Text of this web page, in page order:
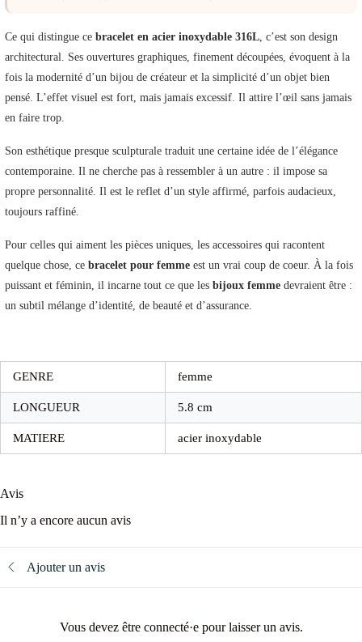
Ce qui distingue ce bracelet en acier inoxydable 316L, c’est son design
architectural. Ses ouvertures graphiques, finement découpées, évoquent à la
fois la modernité d’un bijou de créateur et la simplicité d’un objet bien
pensé. L’effet visuel est fort, mais jamais excessif. Il attire l’œil sans jamais
en faire trop.
Son esthétique presque sculpturale traduit une certaine idée de l’élégance
contemporaine. Il ne cherche pas à ressembler à un autre : il impose sa
propre personnalité. Il est le reflet d’un style affirmé, parfois audacieux,
toujours raffiné.
Pour celles qui aiment les pièces uniques, les accessoires qui racontent
quelque chose, ce bracelet pour femme est un vrai coup de coeur. À la fois
puissant et féminin, il incarne tout ce que les bijoux femme devraient être :
un subtil mélange d’identité, de beauté et d’assurance.
GENRE femme
LONGUEUR 5.8 cm
MATIERE acier inoxydable
Avis
Il n’y a encore aucun avis
Ajouter un avis
Vous devez être connecté·e pour laisser un avis.